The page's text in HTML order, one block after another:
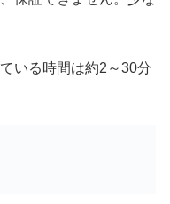
いる時間は約2～30分